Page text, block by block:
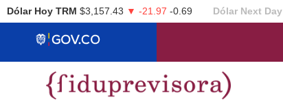
Dólar Hoy TRM $3,157.43 ▼ -21.97 -0.69 Dólar Next Day